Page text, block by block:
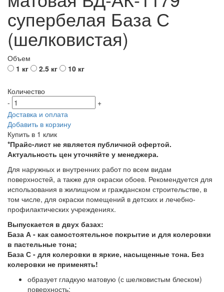
супербелая База С
(шелковистая)
Объем
1 кг
2.5 кг 10 кг
Количество
-
+
Доставка и оплата
Добавить в корзину
Купить в 1 клик
*Прайс-лист не является публичной офертой.
Актуальность цен уточняйте у менеджера.
Для наружных и внутренних работ по всем видам
поверхностей, а также для окраски обоев. Рекомендуется для
использования в жилищном и гражданском строительстве, в
том числе, для окраски помещений в детских и лечебно-
профилактических учреждениях.
Выпускается в двух базах:
База А - как самостоятельное покрытие и для колеровки
в пастельные тона;
База С - для колеровки в яркие, насыщенные тона. Без
колеровки не применять!
образует гладкую матовую (с шелковистым блеском)
поверхность;